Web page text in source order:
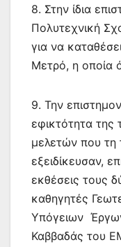
8. Στην ίδια
Πολυτεχνική
για να
Μετρό, η οποία
9. Την
εφικτότητα της
μελετών που τη
εξειδίκευσαν,
εκθέσεις τους
καθηγητές
Υπόγειων
Καββαδάς του